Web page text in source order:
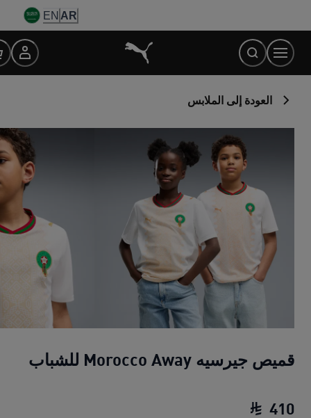
Content
AR
EN
العودة إلى الملابس
قميص جيرسيه Morocco Away للشباب
410